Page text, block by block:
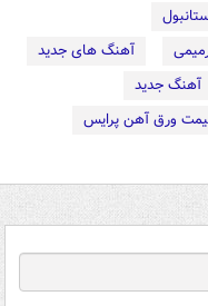
آهنگ های جدید
آهنگ جدید
ورق آهن پرایس